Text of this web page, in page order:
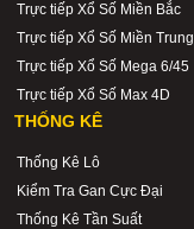
Trực tiếp Xổ Số Miền Bắc
Trực tiếp Xổ Số Miền Trung
Trực tiếp Xổ Số Mega 6/45
Trực tiếp Xổ Số Max 4D
THỐNG KÊ
Thống Kê Lô
Kiểm Tra Gan Cực Đại
Thống Kê Tần Suất